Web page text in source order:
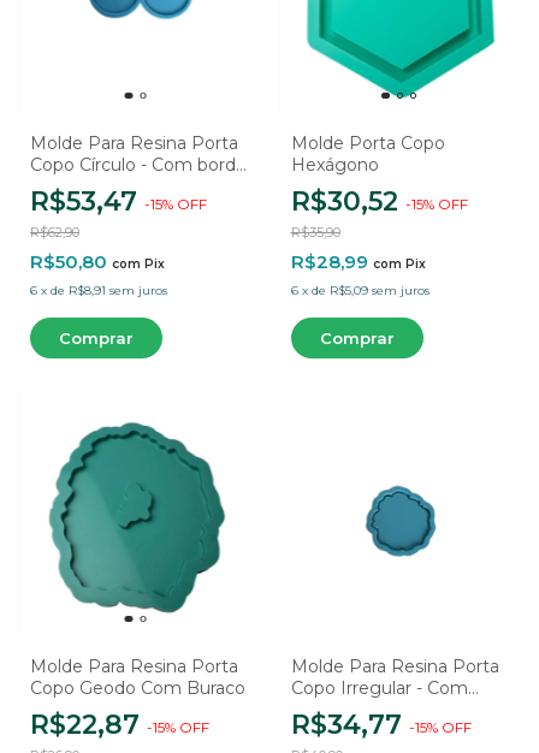
Molde Para Resina Porta
Copo Círculo - Com borda
- 2 Cavidades
R$53,47 -15% OFF
R$62,90
R$50,80 com Pix
6 x de R$8,91 sem juros
Molde Porta Copo
Hexágono
R$30,52 -15% OFF
R$35,90
R$28,99 com Pix
6 x de R$5,09 sem juros
Molde Para Resina Porta
Copo Geodo Com Buraco
R$22,87 -15% OFF
Molde Para Resina Porta
Copo Irregular - Com
borda
R$34,77 -15% OFF